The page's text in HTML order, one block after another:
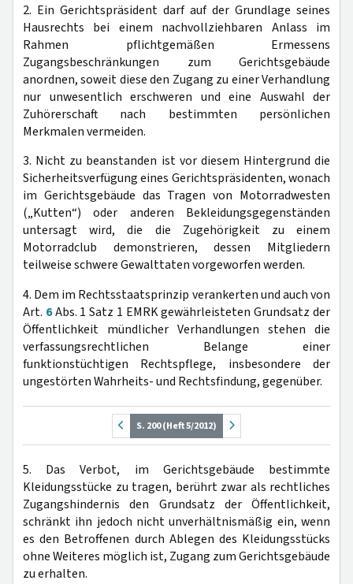
2. Ein Gerichtspräsident darf auf der Grundlage seines
Hausrechts bei einem nachvollziehbaren Anlass im
Rahmen pflichtgemäßen Ermessens
Zugangsbeschränkungen zum Gerichtsgebäude
anordnen, soweit diese den Zugang zu einer Verhandlung
nur unwesentlich erschweren und eine Auswahl der
Zuhörerschaft nach bestimmten persönlichen
Merkmalen vermeiden.
3. Nicht zu beanstanden ist vor diesem Hintergrund die
Sicherheitsverfügung eines Gerichtspräsidenten, wonach
im Gerichtsgebäude das Tragen von Motorradwesten
(„Kutten“) oder anderen Bekleidungsgegenständen
untersagt wird, die die Zugehörigkeit zu einem
Motorradclub demonstrieren, dessen Mitgliedern
teilweise schwere Gewalttaten vorgeworfen werden.
4. Dem im Rechtsstaatsprinzip verankerten und auch von
Art. 6Abs. 1 Satz 1 EMRK gewährleisteten Grundsatz der
Öffentlichkeit mündlicher Verhandlungen stehen die
verfassungsrechtlichen Belange einer
funktionstüchtigen Rechtspflege, insbesondere der
ungestörten Wahrheits- und Rechtsfindung, gegenüber.
S. 200 (Heft 5/2012)
5. Das Verbot, im Gerichtsgebäude bestimmte
Kleidungsstücke zu tragen, berührt zwar als rechtliches
Zugangshindernis den Grundsatz der Öffentlichkeit,
schränkt ihn jedoch nicht unverhältnismäßig ein, wenn
es den Betroffenen durch Ablegen des Kleidungsstücks
ohne Weiteres möglich ist, Zugang zum Gerichtsgebäude
zu erhalten.